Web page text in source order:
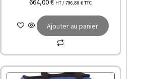
664,00€ HT /796,80 €TTC
Ajouter au panier